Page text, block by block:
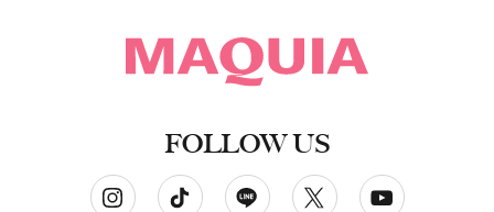
FOLLOW US